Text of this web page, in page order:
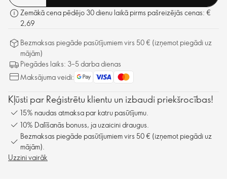
Zemākā cena pēdējo 30 dienu laikā pirms pašreizējās cenas: €
2,69
Bezmaksas piegāde pasūtījumiem virs 50 € (izņemot piegādi uz
mājām)
Piegādes laiks: 3–5 darba dienas
Maksājuma veidi:
Kļūsti par Reģistrētu klientu un izbaudi priekšrocības!
15% naudas atmaksa par katru pasūtījumu.
10% Dalīšanās bonuss, ja uzaicini draugus.
Bezmaksas piegāde pasūtījumiem virs 50 € (izņemot piegādi uz
mājām).
Uzzini vairāk